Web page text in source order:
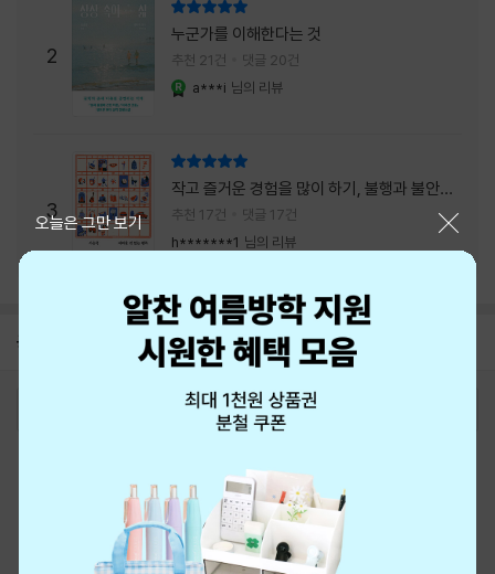
2
누군가를 이해한다는 것
추천 21건 댓글 20건
a***i 님의 리뷰
3
작고 즐거운 경험을 많이 하기, 불행과 불안을
회피하지 말기, 그리고 좋은 사람을 많이 만나
기.
추천 17건
댓글 17건
h*******1 님의 리뷰
공지 8월 신용카드 무이자할부 안내
오늘은 그만 보기
최근 본 상품
eBook 1:1문의/채팅상담
예스이십사(주) 사업자 정보
이용약관
개인정보처리방침
청소년보호정책
PC버전
회사소개 거래처관계자께